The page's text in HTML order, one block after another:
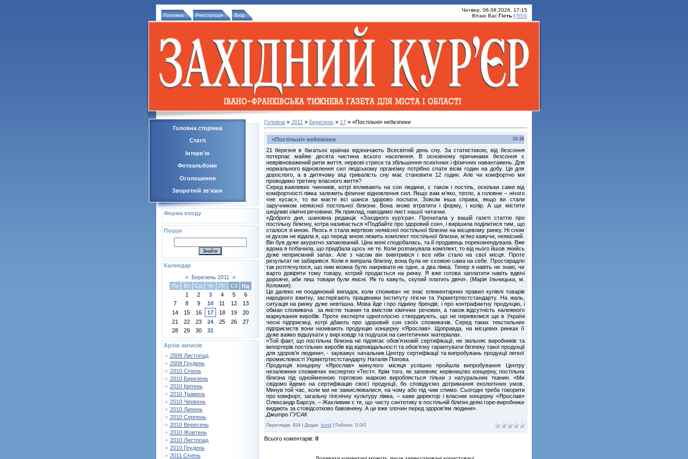
Головна Реєстрація Вхід
Четвер, 06.08.2026, 17:15
Вітаю Вас Гість| RSS
Головна сторінка
Статті
Інтерв'ю
Фотоальбоми
Оголошення
Зворотній зв'язок
Форма входу
Пошук
Календар
«
Березень 2011
»
Пн
Вт Ср Чт Пт Сб
Нд
1
2 3 4 5
6
7
8 9 10 11 12
13
14
15 16 17 18 19
20
21
22 23 24 25 26
27
28
29 30 31
Архів записів
2009 Листопад
2009 Грудень
2010 Січень
2010 Березень
2010 Квітень
2010 Травень
2010 Червень
2010 Липень
2010 Серпень
2010 Вересень
2010 Жовтень
2010 Листопад
2010 Грудень
2011 Січень
Головна» 2011 » Березень » 17» «Постільні» небезпеки
10:38
«Постільні» небезпеки
21 березня в багатьох країнах відзначають Всесвітній день сну. За статистикою, від безсоння
потерпає майже десята чистина всього населення. В основному причинами безсоння є
неврівноважений ритм життя, нервові стреси та збільшення психічних і фізичних навантажень. Для
нормального відновлення сил людському організму потрібно спати вісім годин на добу. Це для
дорослого, а в дитячому віці тривалість сну має становити 12 годин. Але чи комфортно ми
проводимо третину власного життя?
Серед важливих чинників, котрі впливають на сон людини, є також і постіль, оскільки саме від
комфортності ліжка залежить фізичне відновлення сил. Якщо вам м’яко, тепло, а головне – нічого
«не кусає», то ви маєте всі шанси здорово поспати. Зовсім інша справа, якщо ви стали
заручником неякісної постільної білизни. Вона може втратити і форму, і колір. А ще містити
шкідливі хімічні речовини. Як приклад, наводимо лист нашої читачки.
«Доброго дня, шановна редакціє «Західного кур’єра». Прочитала у вашій газеті статтю про
постільну білизну, котра називається «Подбайте про здоровий сон», і вирішила поділитися тим, що
сталося зі мною. Якось я стала жертвою неякісної постільної білизни на місцевому ринку. Ні сном
ні духом не відала я, що переді мною лежить комплект постільної білизни, м’яко кажучи, неякісний.
Він був дуже акуратно запакований. Ціна мені сподобалась, та й продавець порекомендувала. Вже
вдома я побачила, що придбала щось не те. Коли розпакувала комплект, то від нього йшов якийсь
дуже неприємний запах. Але з часом він вивітрився і все ніби стало на свої місця. Проте
результат не забарився. Коли я випрала білизну, вона була не схожою сама на себе. Простирадло
так розтягнулося, що ним можна було накривати не одне, а два ліжка. Тепер я навіть не знаю, чи
варто довіряти тому товару, котрий продається на ринку. Я вже готова заплатити навіть вдвічі
дорожче, аби лиш товари були якісні. Як то кажуть, скупий платить двічі». (Марія Ільницька, м.
Коломия).
Це далеко не поодинокий випадок, коли споживач не знає елементарних правил купівлі товарів
народного вжитку, застерігають працівники Інституту гігієни та Укрметртестстандарту. На жаль,
ситуація на ринку дуже невтішна. Мова йде і про підміну брендів, і про контрафактну продукцію, і
обман споживача за якістю тканин та вмістом хімічних речовин, а також відсутність належного
маркування виробів. Проте експерти одноголосно стверджують, що не перевелися ще в Україні
чесні підприємці, котрі дбають про здоровий сон своїх споживачів. Серед таких текстильних
підприємств вони називають продукцію концерну «Ярослав». Щоправда, на місцевих ринках її
дуже важко відшукати у вирі ковдр та подушок на синтетичних матеріалах.
«Той факт, що постільна білизна не підлягає обов’язковій сертифікації, не звільняє виробників та
імпортерів постільних виробів від відповідальності та обов’язку гарантувати безпеку такої продукції
для здоров’я людини», - зауважує начальник Центру сертифікації та випробувань продукції легкої
промисловості Укрметртестстандарту Наталія Попова.
Продукція концерну «Ярослав» минулого місяця успішно пройшла випробування Центру
незалежних споживчих експертиз «Тест». Крім того, як запевняє керівництво концерну, постільна
білизна під однойменною торговою маркою виробляється тільки з натуральних тканин. «Ми
свідомо йдемо на сертифікацію своєї продукції, бо сповідуємо дотримання екологічних умов.
Минув той час, коли ми не замислювалися, на чому або під чим спимо. Сьогодні треба говорити
про комфорт, загальну гігієнічну культуру ліжка, – каже директор і власник концерну «Ярослав»
Олександр Барсук. – Жахливим є те, що чисту синтетику в постільній білизні деякі горе-виробники
видають за стовідсотково бавовняну. А це вже злочин перед здоров’ям людини».
Дмитро ГУСАК
Переглядів: 934| Додав: bond Рейтинг: 0.0/0
Всього коментарів: 0